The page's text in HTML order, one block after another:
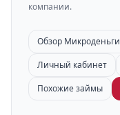
компании.
Обзор Микроденьги
Личный кабинет
Похожие займы